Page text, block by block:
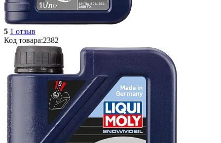
5 1 отзыв
Код товара:2382